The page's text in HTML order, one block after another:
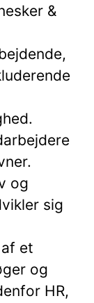
&
og
sig
et
og
HR,